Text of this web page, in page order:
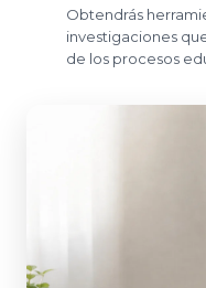
Obtendrás
investigaciones
de los procesos